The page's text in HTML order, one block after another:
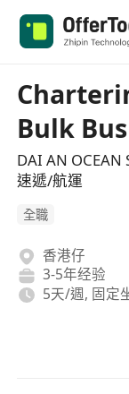
Bulk
DAI AN OCEAN
速遞/航運
全職
香港仔
3-5年经验
5天/週, 固定